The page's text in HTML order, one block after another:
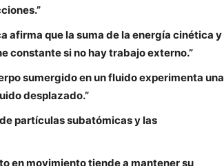
afirma que la suma de la energía cinética y
constante si no hay trabajo externo.”
sumergido en un fluido experimenta una
desplazado.”
partículas subatómicas y las
en movimiento tiende a mantener su